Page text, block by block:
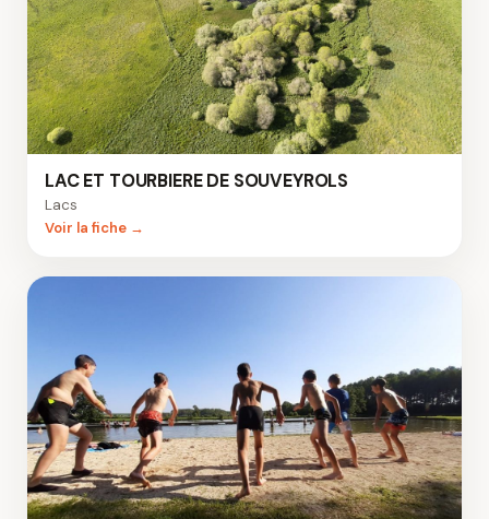
LAC ET TOURBIERE DE SOUVEYROLS
Lacs
Voir la fiche →